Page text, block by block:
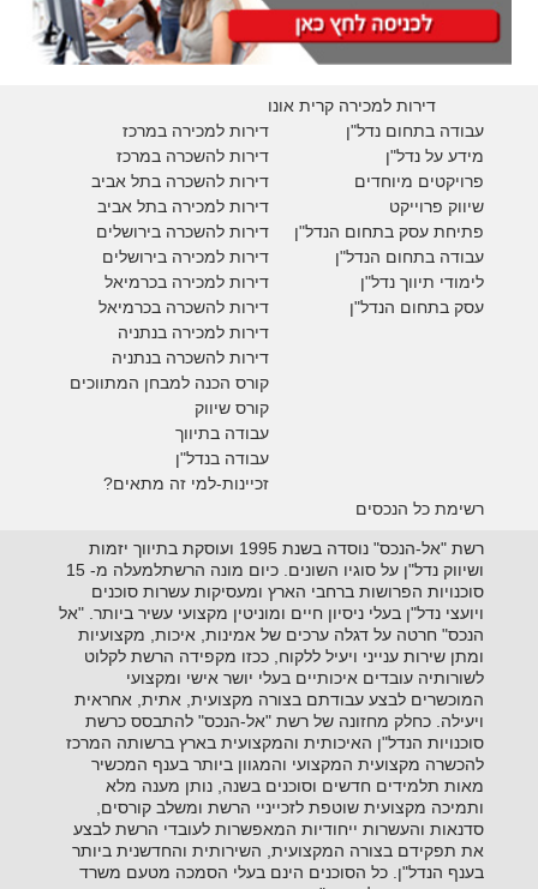
דירות למכירה קרית אונו
דירות למכירה במרכז
דירות להשכרה במרכז
דירות להשכרה בתל אביב
דירות למכירה בתל אביב
דירות להשכרה בירושלים
דירות למכירה בירושלים
דירות למכירה בכרמיאל
דירות להשכרה בכרמיאל
דירות למכירה בנתניה
דירות להשכרה בנתניה
קורס הכנה למבחן המתווכים
קורס שיווק
עבודה בתיווך
עבודה בנדל"ן
זכיינות-למי זה מתאים?
עבודה בתחום נדל"ן
מידע על נדל"ן
פרויקטים מיוחדים
שיווק פרוייקט
פתיחת עסק בתחום הנדל"ן
עבודה בתחום הנדל"ן
לימודי תיווך נדל"ן
עסק בתחום הנדל"ן
רשימת כל הנכסים
רשת "אל-הנכס" נוסדה בשנת 1995 ועוסקת בתיווך יזמות
ושיווק נדל"ן על סוגיו השונים. כיום מונה הרשתלמעלה מ- 15
סוכנויות הפרושות ברחבי הארץ ומעסיקות עשרות סוכנים
ויועצי נדל"ן בעלי ניסיון חיים ומוניטין מקצועי עשיר ביותר. "אל
הנכס" חרטה על דגלה ערכים של אמינות, איכות, מקצועיות
ומתן שירות ענייני ויעיל ללקוח, ככזו מקפידה הרשת לקלוט
לשורותיה עובדים איכותיים בעלי יושר אישי ומקצועי
המוכשרים לבצע עבודתם בצורה מקצועית, אתית, אחראית
ויעילה. כחלק מחזונה של רשת "אל-הנכס" להתבסס כרשת
סוכנויות הנדל"ן האיכותית והמקצועית בארץ ברשותה המרכז
להכשרה מקצועית המקצועי והמגוון ביותר בענף המכשיר
מאות תלמידים חדשים וסוכנים בשנה, נותן מענה מלא
ותמיכה מקצועית שוטפת לזכייניי הרשת ומשלב קורסים,
סדנאות והעשרות ייחודיות המאפשרות לעובדי הרשת לבצע
את תפקידם בצורה המקצועית, השירותית והחדשנית ביותר
בענף הנדל"ן. כל הסוכנים הינם בעלי הסמכה מטעם משרד